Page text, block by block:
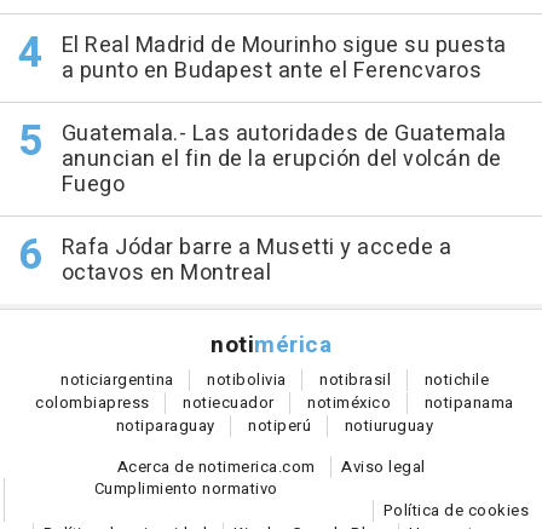
El Real Madrid de Mourinho sigue su puesta
a punto en Budapest ante el Ferencvaros
Guatemala.- Las autoridades de Guatemala
anuncian el fin de la erupción del volcán de
Fuego
Rafa Jódar barre a Musetti y accede a
octavos en Montreal
notimérica
noticiargentina notibolivia notibrasil notichile
colombiapress notiecuador notiméxico notipanama
notiparaguay notiperú notiuruguay
Acerca de notimerica.com
Aviso legal
Cumplimiento normativo
Política de cookies